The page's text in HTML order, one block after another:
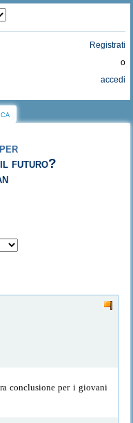
Registrati
o
accedi
il futuro?
conclusione per i giovani